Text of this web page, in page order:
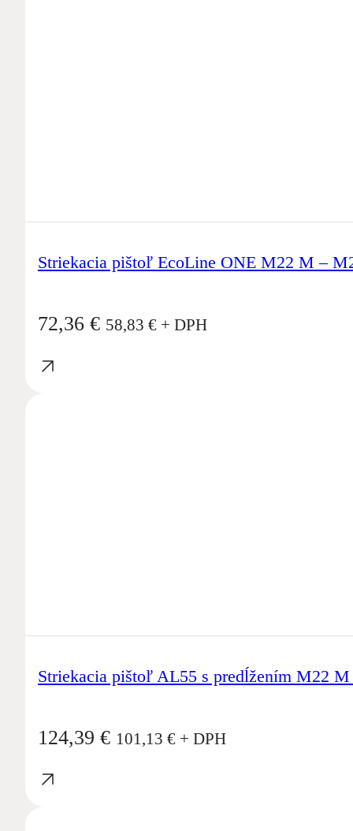
Striekacia pištoľ EcoLine ONE M22 M –
72,36 € 58,83 € + DPH
Striekacia pištoľ AL55 s predĺžením M22
124,39 € 101,13 € + DPH